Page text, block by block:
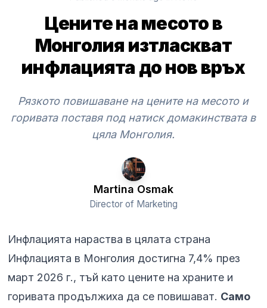
Цените на месото в
Монголия изтласкват
инфлацията до нов връх
Рязкото повишаване на цените на месото и
горивата поставя под натиск домакинствата в
цяла Монголия.
Martina Osmak
Director of Marketing
Инфлацията нараства в цялата страна
Инфлацията в Монголия достигна 7,4% през
март 2026 г., тъй като цените на храните и
горивата продължиха да се повишават. Само